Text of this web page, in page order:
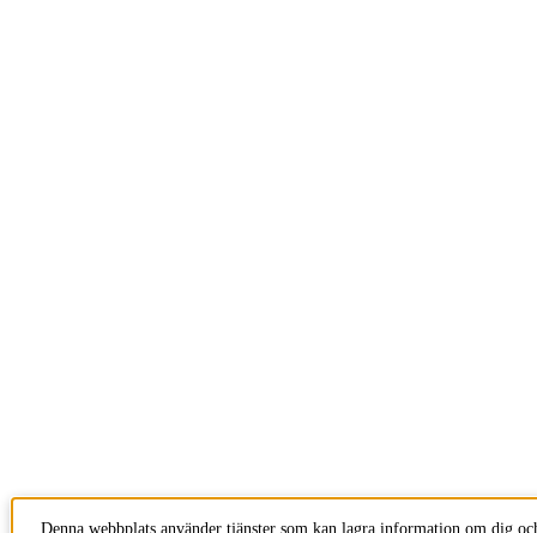
Denna webbplats använder tjänster som kan lagra information om dig